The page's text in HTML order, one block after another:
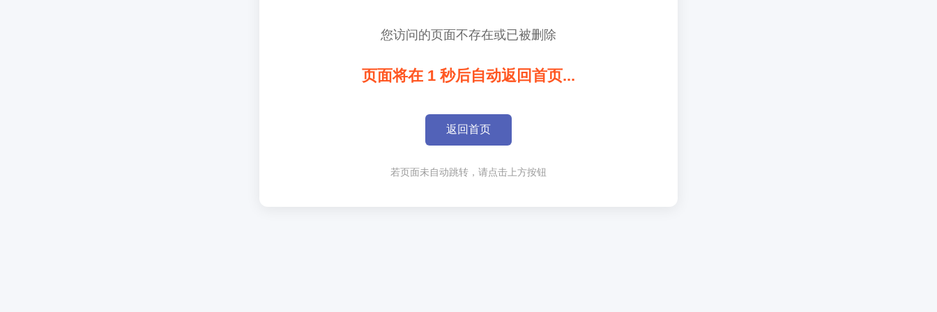
您访问的页面不存在或已被删除
页面将在 1 秒后自动返回首页...
返回首页
若页面未自动跳转，请点击上方按钮